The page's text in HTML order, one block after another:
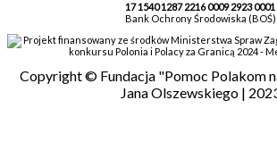
17 1540 1287 2216 0009 2923 0001
Bank Ochrony Środowiska (BOŚ)
Projekt finansowany ze środków Ministerstwa Spraw
konkursu Polonia i Polacy za Granicą 2024 -
Copyright © Fundacja "Pomoc Polakom
Jana Olszewskiego |